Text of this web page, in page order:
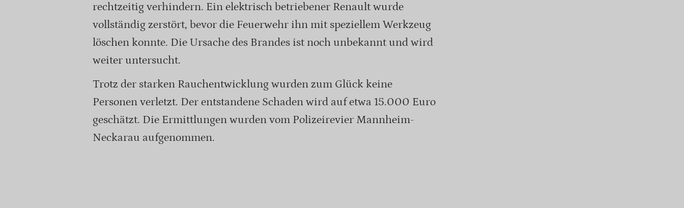
rechtzeitig verhindern. Ein elektrisch betriebener Renault wurde
vollständig zerstört, bevor die Feuerwehr ihn mit speziellem Werkzeug
löschen konnte. Die Ursache des Brandes ist noch unbekannt und wird
weiter untersucht.
Trotz der starken Rauchentwicklung wurden zum Glück keine
Personen verletzt. Der entstandene Schaden wird auf etwa 15.000 Euro
geschätzt. Die Ermittlungen wurden vom Polizeirevier Mannheim-
Neckarau aufgenommen.